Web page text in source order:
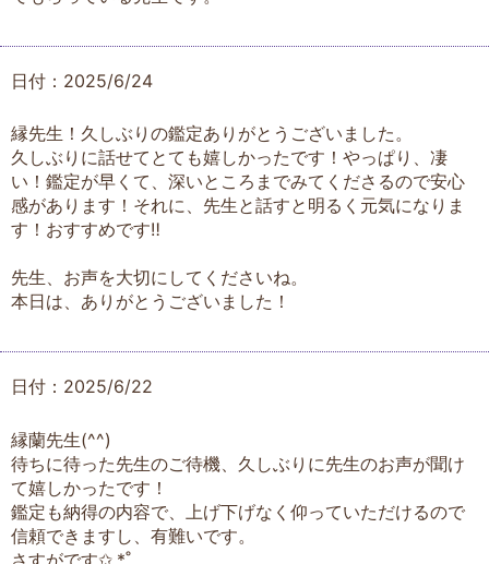
日付：2025/6/24
縁先生！久しぶりの鑑定ありがとうございました。
久しぶりに話せてとても嬉しかったです！やっぱり、凄
い！鑑定が早くて、深いところまでみてくださるので安心
感があります！それに、先生と話すと明るく元気になりま
す！おすすめです‼︎
先生、お声を大切にしてくださいね。
本日は、ありがとうございました！
日付：2025/6/22
縁蘭先生(^^)
待ちに待った先生のご待機、久しぶりに先生のお声が聞け
て嬉しかったです！
鑑定も納得の内容で、上げ下げなく仰っていただけるので
信頼できますし、有難いです。